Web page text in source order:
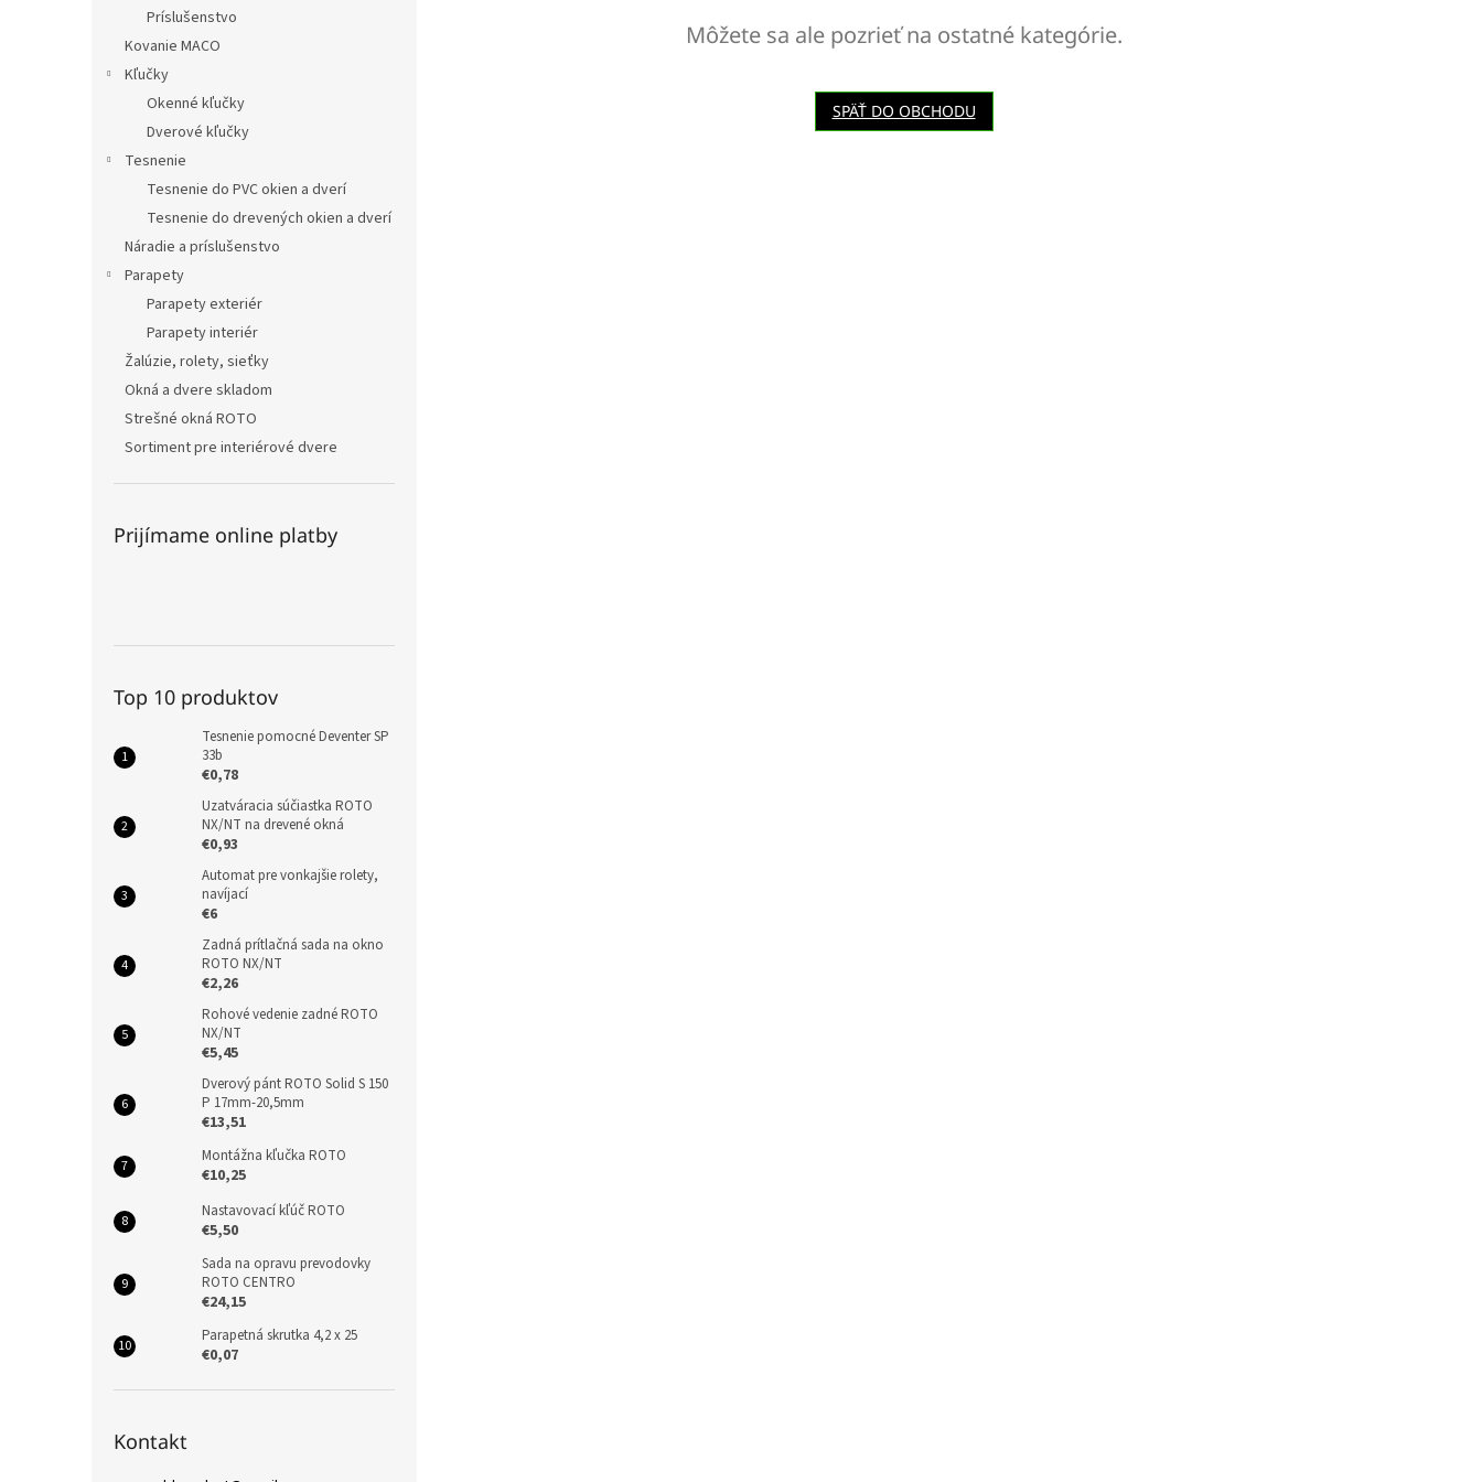
Príslušenstvo
Kovanie MACO
Kľučky
Okenné kľučky
Dverové kľučky
Tesnenie
Tesnenie do PVC okien a dverí
Tesnenie do drevených okien a dverí
Náradie a príslušenstvo
Parapety
Parapety exteriér
Parapety interiér
Žalúzie, rolety, sieťky
Okná a dvere skladom
Strešné okná ROTO
Sortiment pre interiérové dvere
Prijímame online platby
Top 10 produktov
Tesnenie pomocné Deventer SP
33b
€0,78
Uzatváracia súčiastka ROTO
NX/NT na drevené okná
€0,93
Automat pre vonkajšie rolety,
navíjací
€6
Zadná prítlačná sada na okno
ROTO NX/NT
€2,26
Rohové vedenie zadné ROTO
NX/NT
€5,45
Dverový pánt ROTO Solid S 150
P 17mm-20,5mm
€13,51
Montážna kľučka ROTO
€10,25
Nastavovací kľúč ROTO
€5,50
Sada na opravu prevodovky
ROTO CENTRO
€24,15
Parapetná skrutka 4,2 x 25
€0,07
Kontakt
Môžete sa ale pozrieť na ostatné kategórie.
SPÄŤ DO OBCHODU